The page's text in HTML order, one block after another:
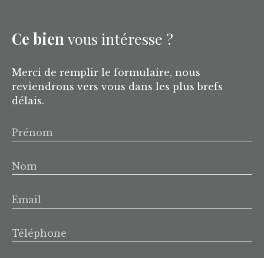
Ce bien vous intéresse ?
Merci de remplir le formulaire, nous
reviendrons vers vous dans les plus brefs
délais.
Prénom
Nom
Email
Téléphone